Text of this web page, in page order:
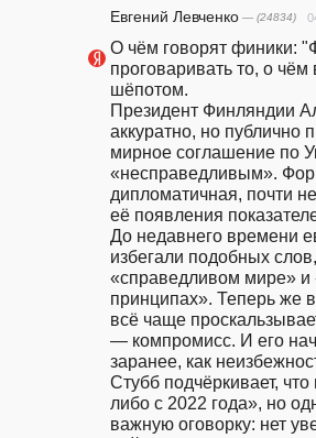
Евгений Левченко — (24834)
О чём говорят финики:
проговаривать то, о
шёпотом.
Президент Финляндии
аккуратно, но публично
мирное соглашение по
«несправедливым».
дипломатичная, почти
её появления
До недавнего времени
избегали подобных
«справедливом мире»
принципах». Теперь же
всё чаще
— компромисс. И его
заранее, как
Стубб подчёркивает,
либо с 2022 года», но
важную оговорку: нет